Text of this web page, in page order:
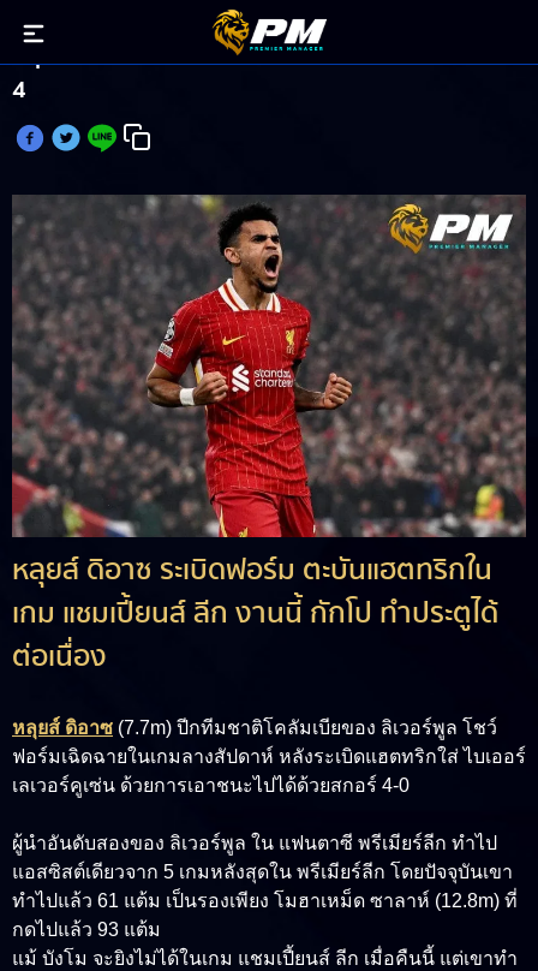
หลุยส์ ดิอาซ แฮตทริก กักโป ยิงต่อเนื่อง เกม ชปล. นัด
4
หลุยส์ ดิอาซ ระเบิดฟอร์ม ตะบันแฮตทริกใน
เกม แชมเปี้ยนส์ ลีก งานนี้ กักโป ทำประตูได้
ต่อเนื่อง
หลุยส์ ดิอาซ (7.7m) ปีกทีมชาติโคลัมเบียของ ลิเวอร์พูล โชว์
ฟอร์มเฉิดฉายในเกมลางสัปดาห์ หลังระเบิดแฮตทริกใส่ ไบเออร์
เลเวอร์คูเซ่น ด้วยการเอาชนะไปได้ด้วยสกอร์ 4-0
ผู้นำอันดับสองของ ลิเวอร์พูล ใน แฟนตาซี พรีเมียร์ลีก ทำไป
แอสซิสต์เดียวจาก 5 เกมหลังสุดใน พรีเมียร์ลีก โดยปัจจุบันเขา
ทำไปแล้ว 61 แต้ม เป็นรองเพียง โมฮาเหม็ด ซาลาห์ (12.8m) ที่
กดไปแล้ว 93 แต้ม
แม้ บังโม จะยิงไม่ได้ในเกม แชมเปี้ยนส์ ลีก เมื่อคืนนี้ แต่เขาทำ